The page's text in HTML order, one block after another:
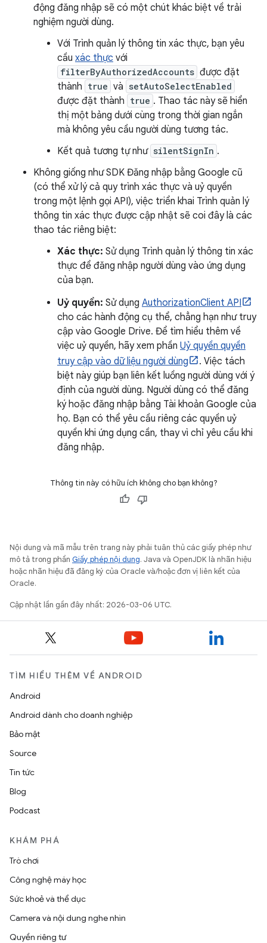
động đăng nhập sẽ có một chút khác biệt về trải
nghiệm người dùng.
Với Trình quản lý thông tin xác thực, bạn yêu
cầu xác thực với
filterByAuthorizedAccounts được đặt
thành true và setAutoSelectEnabled
được đặt thành true . Thao tác này sẽ hiển
thị một bảng dưới cùng trong thời gian ngắn
mà không yêu cầu người dùng tương tác.
Kết quả tương tự như silentSignIn .
Không giống như SDK Đăng nhập bằng Google cũ
(có thể xử lý cả quy trình xác thực và uỷ quyền
trong một lệnh gọi API), việc triển khai Trình quản lý
thông tin xác thực được cập nhật sẽ coi đây là các
thao tác riêng biệt:
Xác thực: Sử dụng Trình quản lý thông tin xác
thực để đăng nhập người dùng vào ứng dụng
của bạn.
Uỷ quyền: Sử dụng AuthorizationClient API
cho các hành động cụ thể, chẳng hạn như truy
cập vào Google Drive. Để tìm hiểu thêm về
việc uỷ quyền, hãy xem phần Uỷ quyền quyền
truy cập vào dữ liệu người dùng
. Việc tách
biệt này giúp bạn liên kết luồng người dùng với ý
định của người dùng. Người dùng có thể đăng
ký hoặc đăng nhập bằng Tài khoản Google của
họ. Bạn có thể yêu cầu riêng các quyền uỷ
quyền khi ứng dụng cần, thay vì chỉ yêu cầu khi
đăng nhập.
Thông tin này có hữu ích không cho bạn không?
Nội dung và mã mẫu trên trang này phải tuân thủ các giấy phép như
mô tả trong phần Giấy phép nội dung. Java và OpenJDK là nhãn hiệu
hoặc nhãn hiệu đã đăng ký của Oracle và/hoặc đơn vị liên kết của
Oracle.
Cập nhật lần gần đây nhất: 2026-03-06 UTC.
TÌM HIỂU THÊM VỀ ANDROID
Android
Android dành cho doanh nghiệp
Bảo mật
Source
Tin tức
Blog
Podcast
KHÁM PHÁ
Trò chơi
Công nghệ máy học
Sức khoẻ và thể dục
Camera và nội dung nghe nhìn
Quyền riêng tư